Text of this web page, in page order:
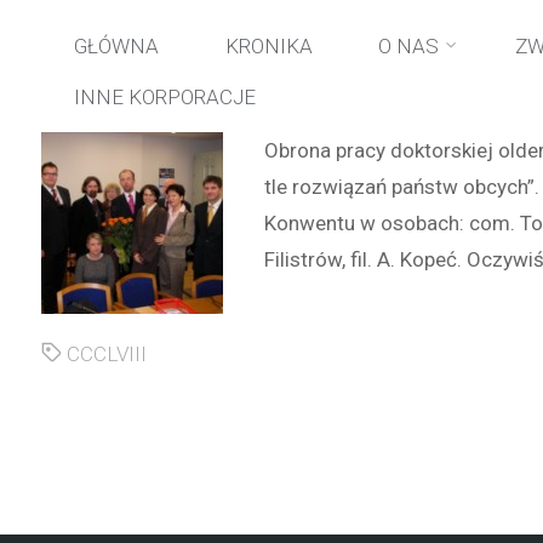
Przejdź
do
treści
GŁÓWNA KRONIKA O NAS
INNE KORPORACJE
Obrona pracy doktorskiej
tle rozwiązań państw
Konwentu w osobach: com.
Filistrów, fil. A. Kopeć.
CCCLVIII